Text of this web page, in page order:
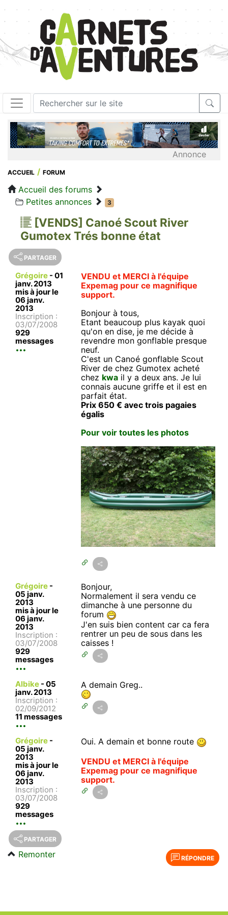
Annonce
ACCUEIL FORUM
Accueil des forums
Petites annonces
3
[VENDS] Canoé Scout River
Gumotex Trés bonne état
PARTAGER
Grégoire - 01
janv. 2013
mis à jour le
06 janv.
2013
Inscription :
03/07/2008
929
messages
VENDU et MERCI à l'équipe
Expemag pour ce magnifique
support.
Bonjour à tous,
Etant beaucoup plus kayak quoi
qu'on en dise, je me décide à
revendre mon gonflable presque
neuf.
C'est un Canoé gonflable Scout
River de chez Gumotex acheté
chez kwa il y a deux ans. Je lui
connais aucune griffe et il est en
parfait état.
Prix 650 € avec trois pagaies
égalis
Pour voir toutes les photos
Grégoire -
05 janv.
2013
mis à jour le
06 janv.
2013
Inscription :
03/07/2008
929
messages
Bonjour,
Normalement il sera vendu ce
dimanche à une personne du
forum
J'en suis bien content car ca fera
rentrer un peu de sous dans les
caisses !
Albike - 05
janv. 2013
Inscription :
02/09/2012
11 messages
A demain Greg..
Grégoire -
05 janv.
2013
mis à jour le
06 janv.
2013
Inscription :
03/07/2008
929
messages
Oui. A demain et bonne route
VENDU et MERCI à l'équipe
Expemag pour ce magnifique
support.
PARTAGER
RÉPONDRE
Remonter